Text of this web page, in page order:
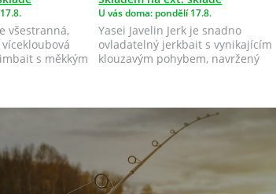
všestranná,
s měkkým
U vás doma: pondělí 17.8.
Yasei Javelin Jerk je snadno
ovladatelný jerkbait s vynikajícím
klouzavým pohybem, navržený